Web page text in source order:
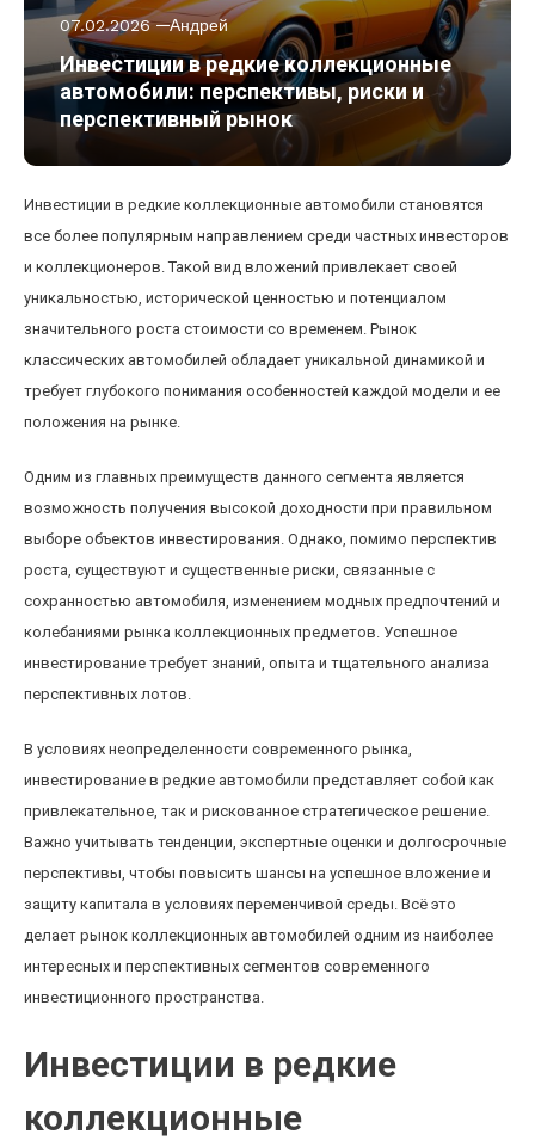
07.02.2026 Андрей
Инвестиции в редкие коллекционные
автомобили: перспективы, риски и
перспективный рынок
Инвестиции в редкие коллекционные автомобили становятся
все более популярным направлением среди частных инвесторов
и коллекционеров. Такой вид вложений привлекает своей
уникальностью, исторической ценностью и потенциалом
значительного роста стоимости со временем. Рынок
классических автомобилей обладает уникальной динамикой и
требует глубокого понимания особенностей каждой модели и ее
положения на рынке.
Одним из главных преимуществ данного сегмента является
возможность получения высокой доходности при правильном
выборе объектов инвестирования. Однако, помимо перспектив
роста, существуют и существенные риски, связанные с
сохранностью автомобиля, изменением модных предпочтений и
колебаниями рынка коллекционных предметов. Успешное
инвестирование требует знаний, опыта и тщательного анализа
перспективных лотов.
В условиях неопределенности современного рынка,
инвестирование в редкие автомобили представляет собой как
привлекательное, так и рискованное стратегическое решение.
Важно учитывать тенденции, экспертные оценки и долгосрочные
перспективы, чтобы повысить шансы на успешное вложение и
защиту капитала в условиях переменчивой среды. Всё это
делает рынок коллекционных автомобилей одним из наиболее
интересных и перспективных сегментов современного
инвестиционного пространства.
Инвестиции в редкие
коллекционные